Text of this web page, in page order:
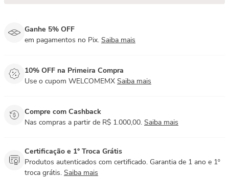
Ganhe 5% OFF
em pagamentos no Pix. Saiba mais
10% OFF na Primeira Compra
Use o cupom WELCOMEMX Saiba mais
Compre com Cashback
Nas compras a partir de R$ 1.000,00. Saiba mais
Certificação e 1° Troca Grátis
Produtos autenticados com certificado. Garantia de 1 ano e 1º
troca grátis. Saiba mais